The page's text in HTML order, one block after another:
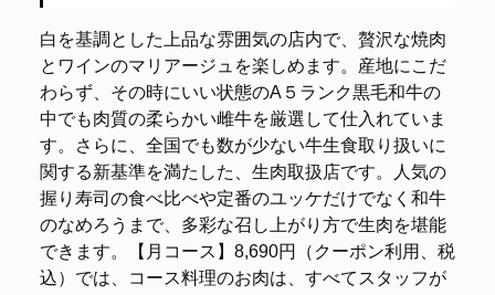
白を基調とした上品な雰囲気の店内で、贅沢な焼肉
とワインのマリアージュを楽しめます。産地にこだ
わらず、その時にいい状態のA５ランク黒毛和牛の
中でも肉質の柔らかい雌牛を厳選して仕入れていま
す。さらに、全国でも数が少ない牛生食取り扱いに
関する新基準を満たした、生肉取扱店です。人気の
握り寿司の食べ比べや定番のユッケだけでなく和牛
のなめろうまで、多彩な召し上がり方で生肉を堪能
できます。【月コース】8,690円（クーポン利用、税
込）では、コース料理のお肉は、すべてスタッフが